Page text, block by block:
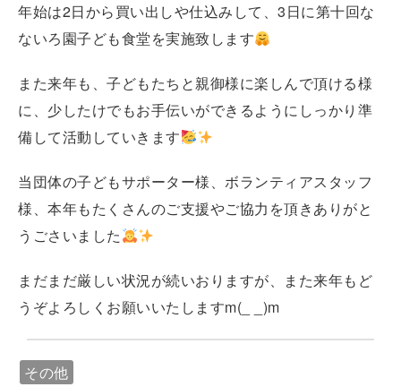
年始は2日から買い出しや仕込みして、3日に第十回な
ないろ園子ども食堂を実施致します
また来年も、子どもたちと親御様に楽しんで頂ける様
に、少したけでもお手伝いができるようにしっかり準
備して活動していきます
当団体の子どもサポーター様、ボランティアスタッフ
様、本年もたくさんのご支援やご協力を頂きありがと
うごさいました
まだまだ厳しい状況が続いおりますが、また来年もど
うぞよろしくお願いいたしますm(_ _)m
その他